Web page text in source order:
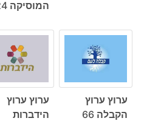
המוסיקה 24
ערוץ ערוץ
הקבלה 66
ערוץ ערוץ
הידברות